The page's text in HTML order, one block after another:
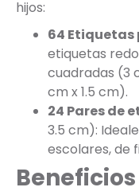
hijos:
64 Etiquetas
etiquetas
cuadradas (3
cm x 1.5 cm).
24 Pares de
3.5 cm):
escolares, de